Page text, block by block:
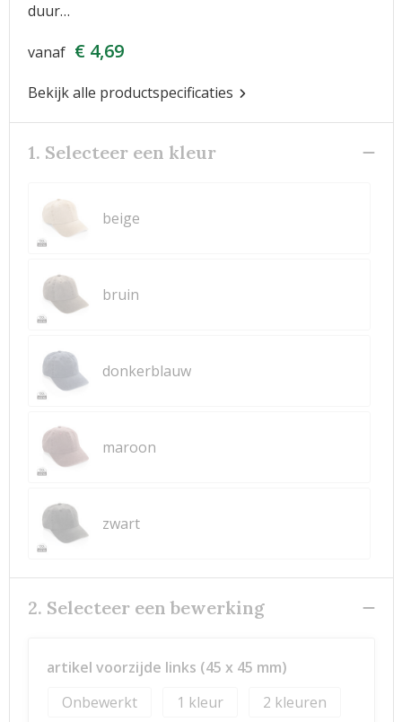
duur…
vanaf € 4,69
Bekijk alle productspecificaties
1. Selecteer een kleur
beige
bruin
donkerblauw
maroon
zwart
2. Selecteer een bewerking
artikel voorzijde links (45 x 45 mm)
Onbewerkt
1
2